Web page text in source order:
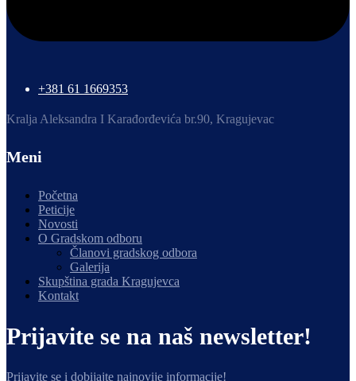
+381 61 1669353
Kralja Aleksandra I Karađorđevića br.90, Kragujevac
Meni
Početna
Peticije
Novosti
O Gradskom odboru
Članovi gradskog odbora
Galerija
Skupština grada Kragujevca
Kontakt
Prijavite se na naš newsletter!
Prijavite se i dobijajte najnovije informacije!